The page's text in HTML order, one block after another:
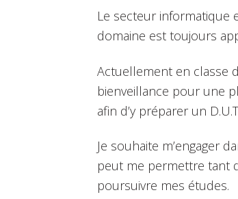
Le secteur informatique
domaine est toujours
Actuellement en classe
bienveillance pour une
afin d’y préparer un
Je souhaite m’engager
peut me permettre tant
poursuivre mes études.